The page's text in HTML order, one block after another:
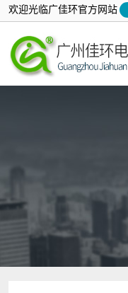
欢迎光临广佳环官方网站